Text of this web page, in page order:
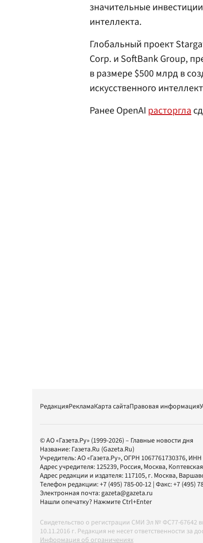
значительные
интеллекта.
Глобальный проект
Corp. и SoftBank Group,
в размере $500 млрд в
искусственного
Ранее OpenAI расторгла
РедакцияРекламаКарта сайтаПравовая информация
© АО «Газета.Ру» (1999-2026) – Главные новости дня
Название: Газета.Ru (Gazeta.Ru)
Учредитель:АО «Газета.Ру», ОГРН 1067761730376, ИНН
Адрес учредителя: 125239, Россия, Москва,
Адрес редакции и издателя: 117105, г. Москва,
Телефон редакции:+7 (495) 785-00-12 | Факс:+7 (495)
Электронная почта:gazeta@gazeta.ru
Нашли опечатку? Нажмите Ctrl+Enter
Свидетельство о регистрации СМИ Эл № ФС77-
10.11.2016 г. Редакция не несет ответственности
Информация об ограничениях